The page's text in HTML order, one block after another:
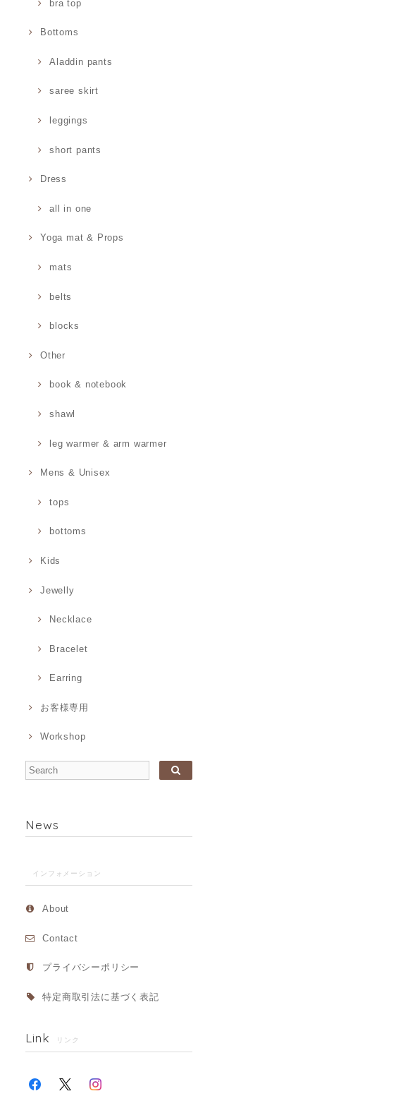
bra top
Bottoms
Aladdin pants
saree skirt
leggings
short pants
Dress
all in one
Yoga mat & Props
mats
belts
blocks
Other
book & notebook
shawl
leg warmer & arm warmer
Mens & Unisex
tops
bottoms
Kids
Jewelly
Necklace
Bracelet
Earring
お客様専用
Workshop
News
インフォメーション
About
Contact
プライバシーポリシー
特定商取引法に基づく表記
Link リンク